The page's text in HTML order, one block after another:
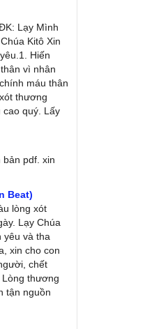
Lạy Mình
Kitô Xin
Hiến
vì nhân
máu thân
thương
cao quý. Lấy
bản pdf. xin
Beat)
lòng xót
Lạy Chúa
yêu và tha
xin cho con
chết
thương
tận nguồn